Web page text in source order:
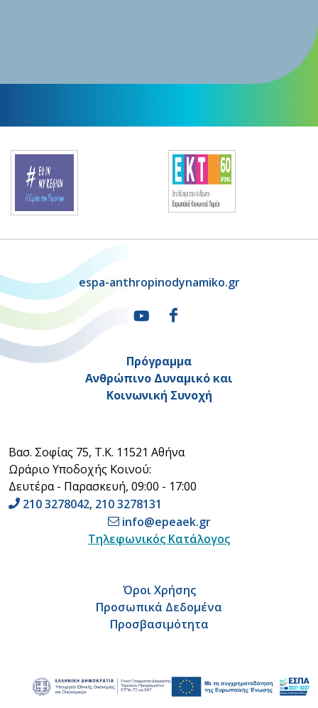
espa-anthropinodynamiko.gr
Βασ. Σοφίας 75, Τ.Κ. 11521 Αθήνα
Ωράριο Υποδοχής Κοινού:
Δευτέρα - Παρασκευή, 09:00 - 17:00
210 3278042, 210 3278131
info@epeaek.gr
Τηλεφωνικός Κατάλογος
Πρόγραμμα
Ανθρώπινο Δυναμικό και
Κοινωνική Συνοχή
Όροι Χρήσης
Προσωπικά Δεδομένα
Προσβασιμότητα